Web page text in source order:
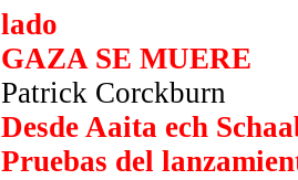
lado
GAZA SE MUERE
Patrick Corckburn
Desde Aaita ech
Pruebas del